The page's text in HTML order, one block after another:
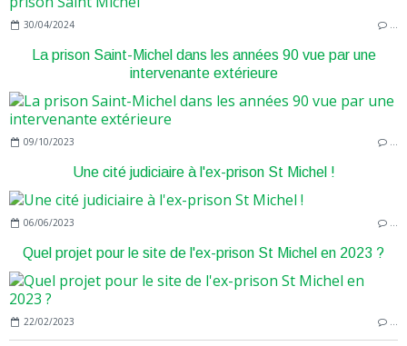
30/04/2024 …
La prison Saint-Michel dans les années 90 vue par une
intervenante extérieure
09/10/2023 …
Une cité judiciaire à l'ex-prison St Michel !
06/06/2023 …
Quel projet pour le site de l'ex-prison St Michel en 2023 ?
22/02/2023 …